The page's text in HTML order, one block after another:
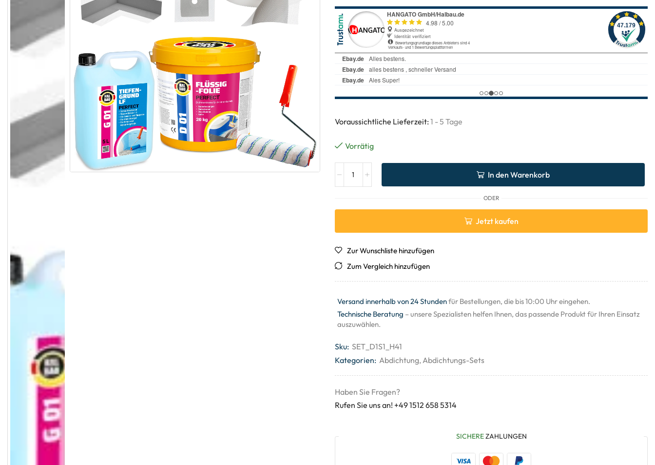
Voraussichtliche Lieferzeit: 1 - 5 Tage
Vorrätig
In den Warenkorb
ODER
Jetzt kaufen
Zur Wunschliste hinzufügen
Zum Vergleich hinzufügen
Versand innerhalb von 24 Stundenfür Bestellungen, die bis 10:00 Uhr eingehen.
Technische Beratung – unsere Spezialisten helfen Ihnen, das passende Produkt für Ihren Einsatz
auszuwählen.
Sku: SET_D1S1_H41
Kategorien: Abdichtung,Abdichtungs-Sets
Haben Sie Fragen?
Rufen Sie uns an! +49 1512 658 5314
SICHEREZAHLUNGEN